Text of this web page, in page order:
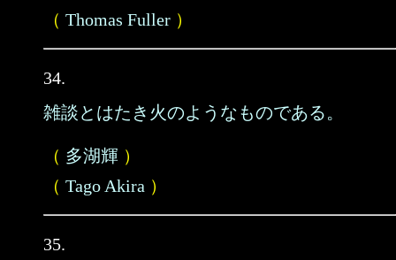
（ Thomas Fuller ）
34.
雑談とはたき火のようなものである。
（ 多湖輝 ）
（ Tago Akira ）
35.